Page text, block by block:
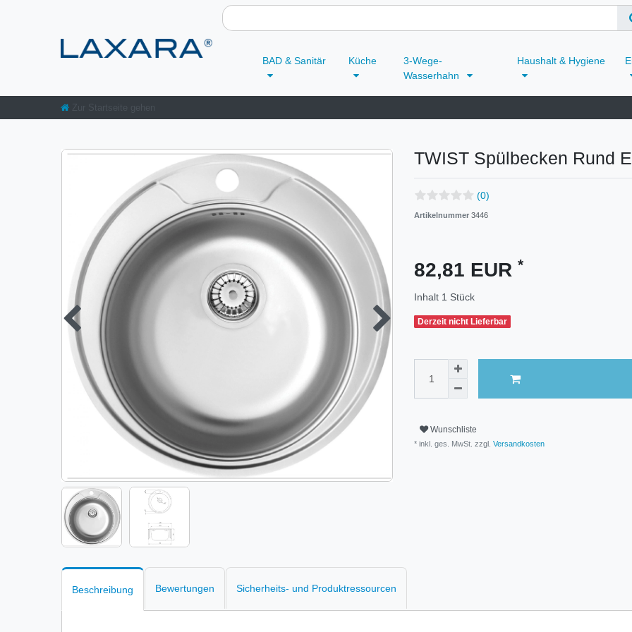
BAD & Sanitär Küche
3-Wege-
Wasserhahn
Haushalt & Hygiene
TWIST Spülbecken Rund
(0)
Artikelnummer 3446
82,81 EUR *
Inhalt 1 Stück
Derzeit nicht Lieferbar
Wunschliste
* inkl. ges. MwSt. zzgl. Versandkosten
Beschreibung Bewertungen Sicherheits- und Produktressourcen